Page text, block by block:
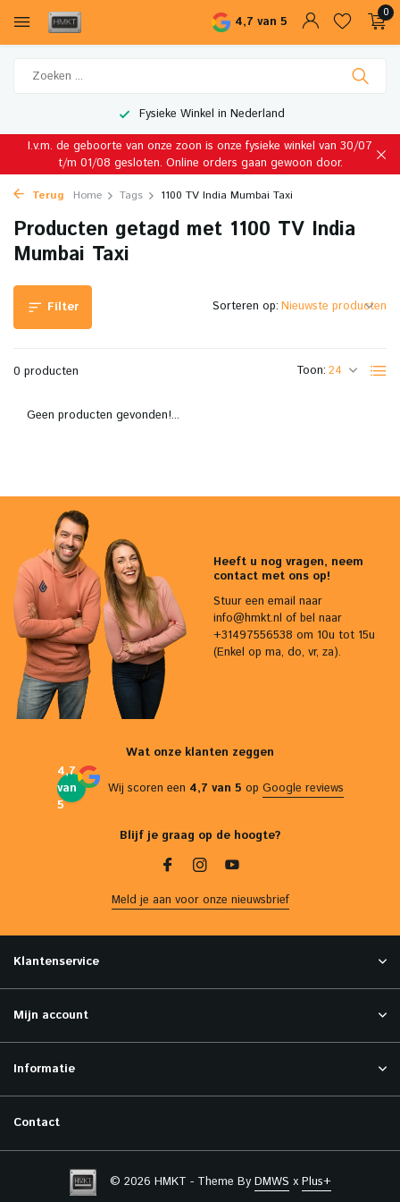
4,7 van 5
0
Fysieke Winkel in Nederland
I.v.m. de geboorte van onze zoon is onze fysieke winkel van 30/07
t/m 01/08 gesloten. Online orders gaan gewoon door.
Terug Home Tags 1100 TV India Mumbai Taxi
Producten getagd met 1100 TV India
Mumbai Taxi
Filter
0 producten Toon:
Sorteren op:
Geen producten gevonden!...
Heeft u nog vragen, neem
contact met ons op!
Stuur een email naar
info@hmkt.nl of bel naar
+31497556538 om 10u tot 15u
(Enkel op ma, do, vr, za).
Wat onze klanten zeggen
4,7
van
5
Wij scoren een 4,7 van 5 op Google reviews
Blijf je graag op de hoogte?
Meld je aan voor onze nieuwsbrief
Klantenservice
Mijn account
Informatie
Contact
© 2026 HMKT - Theme By DMWS x Plus+